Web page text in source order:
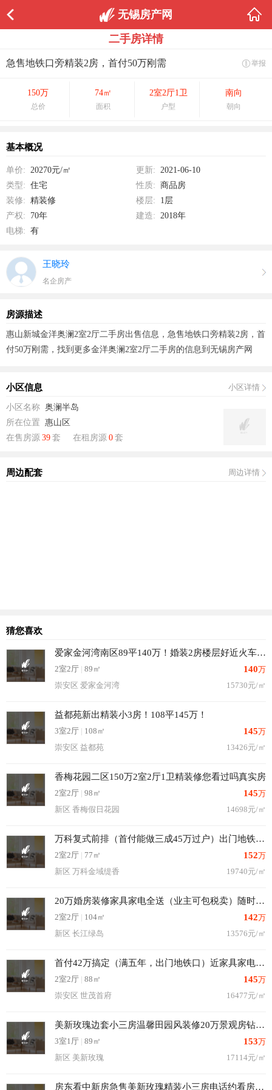
无锡房产网
二手房详情
急售地铁口旁精装2房，首付50万刚需 举报
150万
总价
74㎡
面积
2室2厅1卫
户型
南向
朝向
基本概况
单价: 20270元/㎡ 更新: 2021-06-10
类型: 住宅 性质: 商品房
装修: 精装修 楼层:
1层
产权:
70年 建造: 2018年
电梯: 有
王晓玲
名企房产
房源描述
惠山新城金洋奥澜2室2厅二手房出售信息，急售地铁口旁精装2房，首
付50万刚需，找到更多金洋奥澜2室2厅二手房的信息到无锡房产网
小区信息 小区详情
小区名称 奥澜半岛
所在位置 惠山区
在售房源 39 套 在租房源 0 套
周边配套 周边详情
猜您喜欢
爱家金河湾南区89平140万！婚装2房楼层好近火车站满5
2室2厅 | 89㎡ 140万
崇安区 爱家金河湾
15730元/㎡
益都苑新出精装小3房！108平145万！
3室2厅 | 108㎡ 145万
崇安区 益都苑
13426元/㎡
香梅花园二区150万2室2厅1卫精装修您看过吗真实房
2室2厅 | 98㎡ 145万
新区 香梅假日花园
14698元/㎡
万科复式前排（首付能做三成45万过户）出门地铁口，看中可谈
2室2厅 | 77㎡ 152万
新区 万科金域缇香
19740元/㎡
20万婚房装修家具家电全送（业主可包税卖）随时看房，小高层
2室2厅 | 104㎡ 142万
新区 长江绿岛
13576元/㎡
首付42万搞定（满五年，出门地铁口）近家具家电全送送车位
2室2厅 | 88㎡ 145万
崇安区 世茂首府
16477元/㎡
美新玫瑰边套小三房温馨田园风装修20万景观房钻石楼层
3室1厅 | 89㎡ 153万
新区 美新玫瑰
17114元/㎡
房东看中新房急售美新玫瑰精装小三房电话约看房卖不了